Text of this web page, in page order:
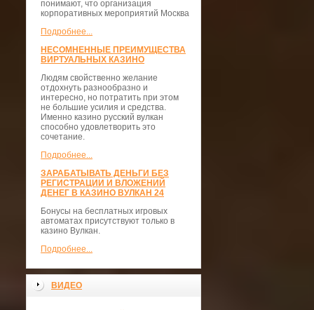
понимают, что организация
корпоративных мероприятий Москва
Подробнее...
НЕСОМНЕННЫЕ ПРЕИМУЩЕСТВА
ВИРТУАЛЬНЫХ КАЗИНО
Людям свойственно желание
отдохнуть разнообразно и
интересно, но потратить при этом
не большие усилия и средства.
Именно казино русский вулкан
способно удовлетворить это
сочетание.
Подробнее...
ЗАРАБАТЫВАТЬ ДЕНЬГИ БЕЗ
РЕГИСТРАЦИИ И ВЛОЖЕНИЙ
ДЕНЕГ В КАЗИНО ВУЛКАН 24
Бонусы на бесплатных игровых
автоматах присутствуют только в
казино Вулкан.
Подробнее...
ВИДЕО